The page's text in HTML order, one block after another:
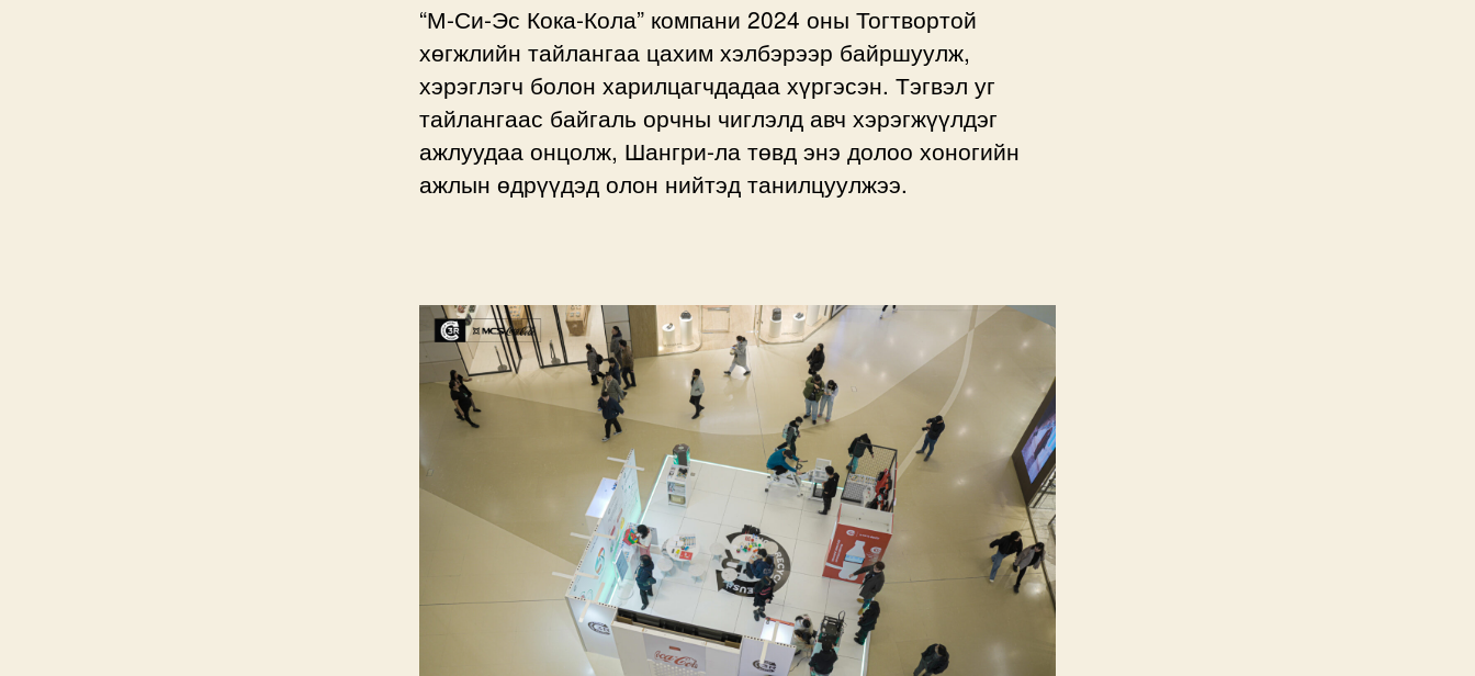
“М-Си-Эс Кока-Кола” компани 2024 оны Тогтвортой
хөгжлийн тайлангаа цахим хэлбэрээр байршуулж,
хэрэглэгч болон харилцагчдадаа хүргэсэн. Тэгвэл уг
тайлангаас байгаль орчны чиглэлд авч хэрэгжүүлдэг
ажлуудаа онцолж, Шангри-ла төвд энэ долоо хоногийн
ажлын өдрүүдэд олон нийтэд танилцуулжээ.